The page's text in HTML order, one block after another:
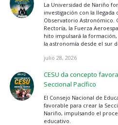
La Universidad de Nariño
investigación con la llegada
Observatorio Astronómico.
Rectoría, la Fuerza
hito impulsará la
la astronomía desde el sur
julio 28, 2026
CESU da concepto
Seccional Pacífico
El Consejo Nacional de
favorable para crear la
Nariño, impulsando el
educativo.